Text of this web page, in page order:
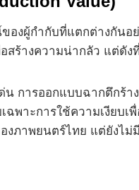
องผู้กำกับที่แตกต่างกัน
อสร้างความน่ากลัว แต่
น การออกแบบฉากตึกร้
พาะการใช้ความเงียบ
งภาพยนตร์ไทย แต่ยังไ